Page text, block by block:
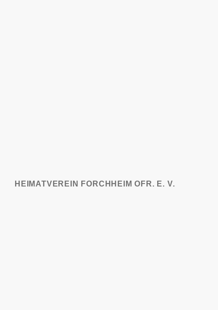
HEIMATVEREIN FORCHHEIM OFR. E. V.